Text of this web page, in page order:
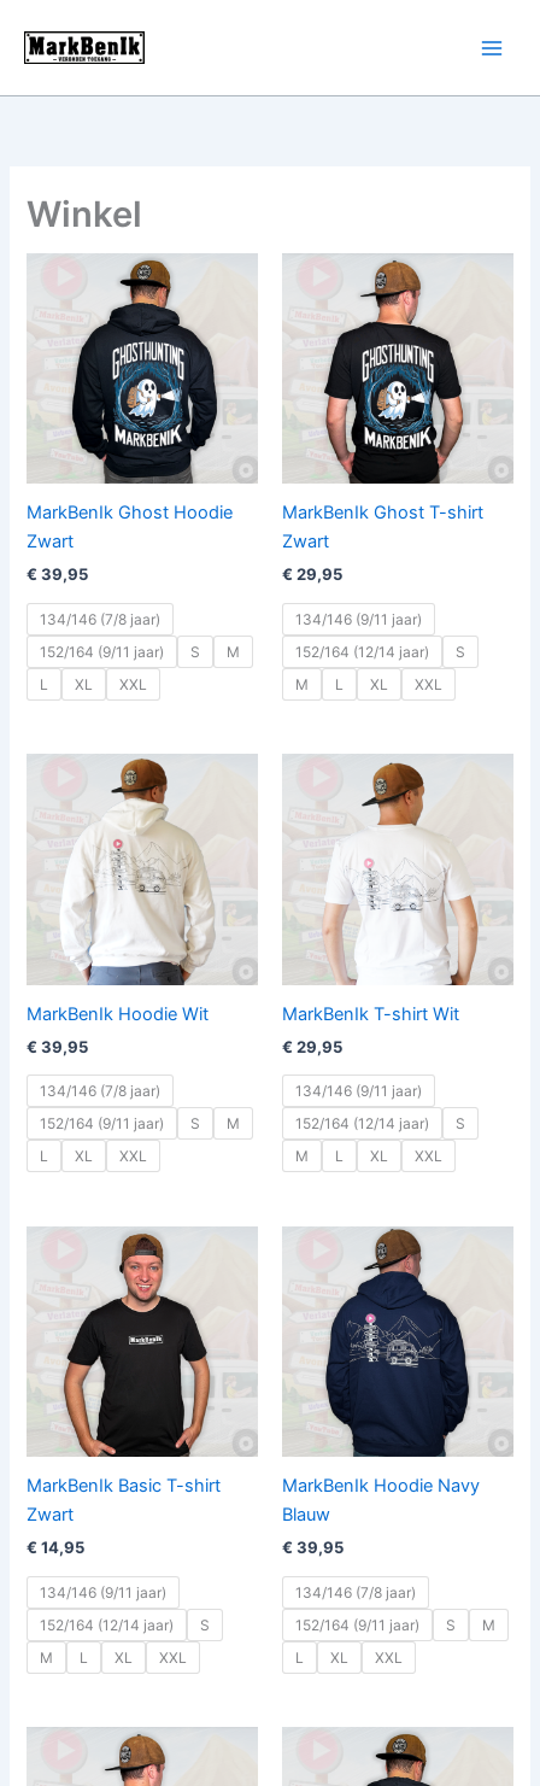
naar
inhoud
Winkel
MarkBenIk Ghost Hoodie
Zwart
€ 39,95
134/146 (7/8 jaar)
152/164 (9/11 jaar)
S
M
L
XL XXL
MarkBenIk Ghost T-shirt
Zwart
€ 29,95
134/146 (9/11 jaar)
152/164 (12/14 jaar)
S
M
L XL XXL
MarkBenIk Hoodie Wit
€ 39,95
134/146 (7/8 jaar)
152/164 (9/11 jaar)
S
M
L
XL XXL
MarkBenIk T-shirt Wit
€ 29,95
134/146 (9/11 jaar)
152/164 (12/14 jaar)
S
M
L XL XXL
MarkBenIk Basic T-shirt
Zwart
€ 14,95
134/146 (9/11 jaar)
152/164 (12/14 jaar)
S
M
L XL XXL
MarkBenIk Hoodie Navy
Blauw
€ 39,95
134/146 (7/8 jaar)
152/164 (9/11 jaar)
S
M
L
XL XXL